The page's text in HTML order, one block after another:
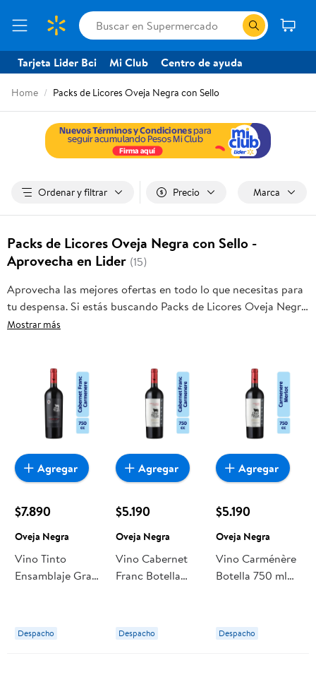
Tarjeta Lider Bci Mi Club Centro de ayuda
Home Packs de Licores Oveja Negra con Sello
Ordenar y filtrar Precio Marca
Packs de Licores Oveja Negra con Sello -
Aprovecha en Lider (15)
Aprovecha las mejores ofertas en todo lo que necesitas para
tu despensa. Si estás buscando Packs de Licores Oveja Negra
con Sello, frutas frescas, carnes, pan o productos para el
esta oportunidad sea realmente conveniente para ti y tu
Mostrar más
$7.890
Oveja Negra
Vino Tinto
Ensamblaje Gran
Negra
Despacho
Agregar
$5.190
Oveja Negra
Vino Cabernet
Franc Botella
Despacho
Agregar
$5.190
Oveja Negra
Vino Carménère
Botella 750 ml
Despacho
Agregar